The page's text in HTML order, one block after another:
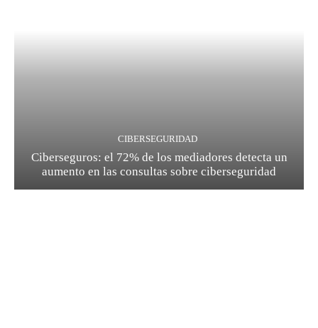
CIBERSEGURIDAD
Ciberseguros: el 72% de los mediadores detecta un
aumento en las consultas sobre ciberseguridad